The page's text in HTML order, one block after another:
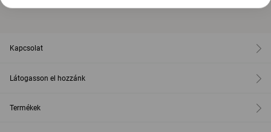
Kapcsolat
Látogasson el hozzánk
Termékek